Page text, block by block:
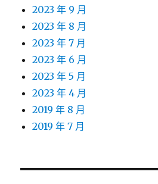
2023 年 9 月
2023 年 8 月
2023 年 7 月
2023 年 6 月
2023 年 5 月
2023 年 4 月
2019 年 8 月
2019 年 7 月